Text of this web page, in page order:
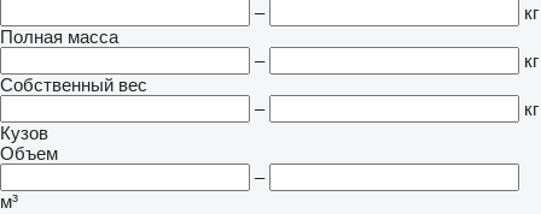
–
кг
Полная масса
–
кг
Собственный вес
–
кг
Кузов
Объем
–
м³